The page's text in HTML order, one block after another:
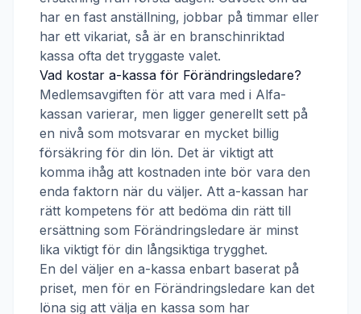
har en fast anställning, jobbar på timmar eller
har ett vikariat, så är en branschinriktad
kassa ofta det tryggaste valet.
Vad kostar a-kassa för Förändringsledare?
Medlemsavgiften för att vara med i Alfa-
kassan varierar, men ligger generellt sett på
en nivå som motsvarar en mycket billig
försäkring för din lön. Det är viktigt att
komma ihåg att kostnaden inte bör vara den
enda faktorn när du väljer. Att a-kassan har
rätt kompetens för att bedöma din rätt till
ersättning som Förändringsledare är minst
lika viktigt för din långsiktiga trygghet.
En del väljer en a-kassa enbart baserat på
priset, men för en Förändringsledare kan det
löna sig att välja en kassa som har